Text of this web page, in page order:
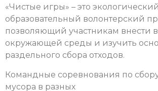
«Чистые игры» – это экологический
образовательный волонтерский
позволяющий участникам внести
окружающей среды и изучить
раздельного сбора отходов.
Командные соревнования по
мусора в разных